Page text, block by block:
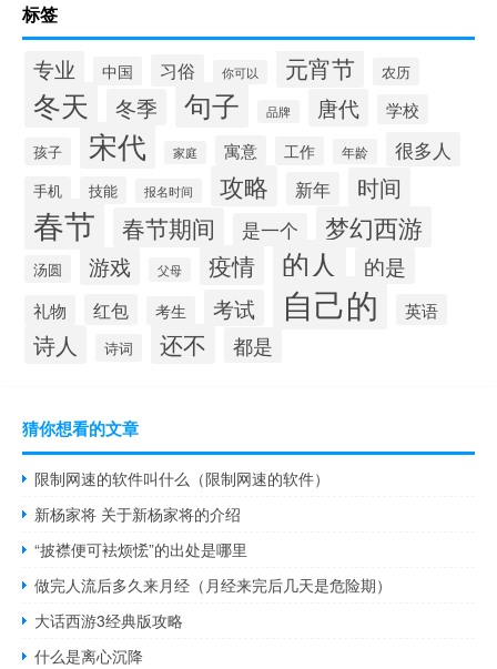
标签
专业 中国 习俗 你可以 元宵节 农历
冬天 冬季 句子 品牌 唐代 学校
孩子 宋代 家庭 寓意 工作 年龄 很多人
手机 技能 报名时间 攻略 新年 时间
春节 春节期间 是一个 梦幻西游
汤圆 游戏 父母 疫情 的人 的是
礼物 红包 考生 考试 自己的 英语
诗人 诗词 还不 都是
猜你想看的文章
限制网速的软件叫什么（限制网速的软件）
新杨家将 关于新杨家将的介绍
“披襟便可袪烦恡”的出处是哪里
做完人流后多久来月经（月经来完后几天是危险期）
大话西游3经典版攻略
什么是离心沉降